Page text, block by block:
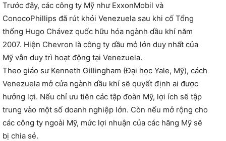
Trước đây, các công ty Mỹ như ExxonMobil và
ConocoPhillips đã rút khỏi Venezuela sau khi cố Tổng
thống Hugo Chávez quốc hữu hóa ngành dầu khí năm
2007. Hiện Chevron là công ty dầu mỏ lớn duy nhất của
Mỹ vẫn duy trì hoạt động tại Venezuela.
Theo giáo sư Kenneth Gillingham (Đại học Yale, Mỹ), cách
Venezuela mở cửa ngành dầu khí sẽ quyết định ai được
hưởng lợi. Nếu chỉ ưu tiên các tập đoàn Mỹ, lợi ích sẽ tập
trung vào một số doanh nghiệp lớn. Còn nếu mở rộng cho
các công ty ngoài Mỹ, mức lợi nhuận của các hãng Mỹ sẽ
bị chia sẻ.